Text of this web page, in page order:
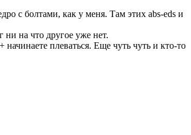
с болтами, как у меня. Там этих abs-eds и
на что другое уже нет.
плеваться. Еще чуть чуть и кто-то